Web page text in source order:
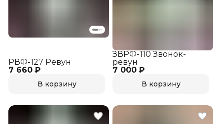
7 660 ₽
РВФ-127 Ревун
В корзину
7 000 ₽
ЗВРФ-110 Звонок-
ревун
В корзину